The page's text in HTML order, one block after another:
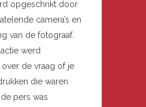
opgeschrikt door
camera’s en
van de fotograaf.
werd
de vraag of je
die waren
pers was